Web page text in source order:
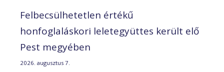
Felbecsülhetetlen értékű
honfoglaláskori leletegyüttes került elő
Pest megyében
2026. augusztus 7.